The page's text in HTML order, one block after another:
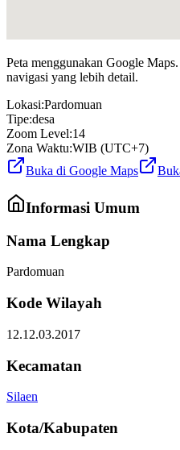
Peta menggunakan Google
navigasi yang lebih detail.
Lokasi:Pardomuan
Tipe:desa
Zoom Level:14
Zona Waktu:WIB (UTC+7)
Buka di Google Maps
Informasi Umum
Nama Lengkap
Pardomuan
Kode Wilayah
12.12.03.2017
Kecamatan
Silaen
Kota/Kabupaten